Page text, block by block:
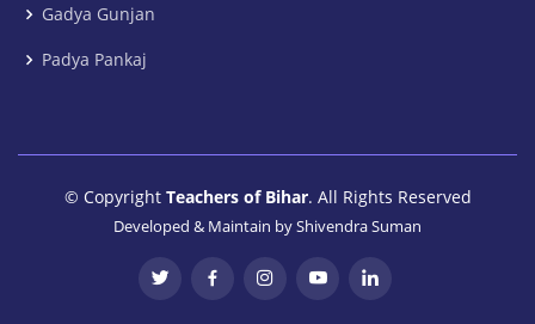
Gadya Gunjan
Padya Pankaj
© Copyright Teachers of Bihar. All Rights Reserved
Developed & Maintain byShivendra Suman